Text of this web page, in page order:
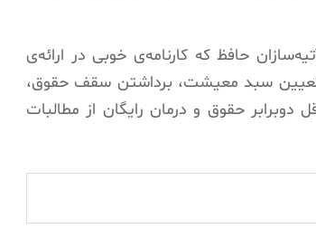
حافظ که کارنامه‌ی خوبی در ارائه‌ی
تعیین سبد معیشت، برداشتن سقف حقوق،
سالهای ۹۹ و ۱۴۰۰، عیدی حداقل دوبرابر حقوق و درمان رایگان از مطالبات